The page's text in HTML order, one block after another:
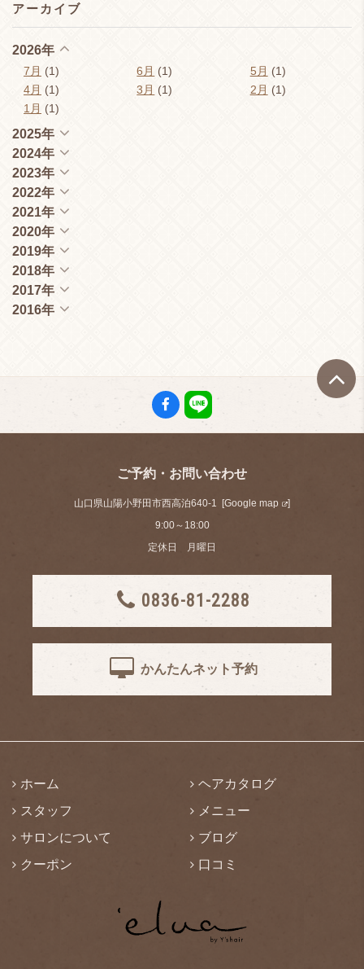
アーカイブ
2026年
7月 (1) 6月 (1) 5月 (1)
4月 (1) 3月 (1) 2月 (1)
1月 (1)
2025年
2024年
2023年
2022年
2021年
2020年
2019年
2018年
2017年
2016年
ご予約・お問い合わせ
山口県山陽小野田市西高泊640-1 [Google map
]
9:00～18:00
定休日 月曜日
0836-81-2288
かんたんネット予約
ホーム
ヘアカタログ
スタッフ
メニュー
サロンについて
ブログ
クーポン
口コミ